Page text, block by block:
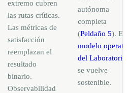
extremo cubren
las rutas críticas.
Las métricas de
satisfacción
reemplazan el
resultado
binario.
Observabilidad
autónoma
completa
(Peldaño 5). El
modelo
del Laboratorio
se vuelve
sostenible.